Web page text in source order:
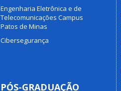
Engenharia Eletrônica e de
Telecomunicações Campus
Patos de Minas
Cibersegurança
PÓS-GRADUAÇÃO